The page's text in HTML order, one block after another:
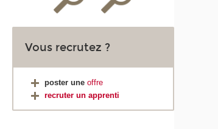
Vous recrutez ?
poster une offre
recruter un apprenti